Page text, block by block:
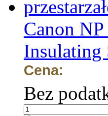
Canon
Insulating
Cena:
Bez